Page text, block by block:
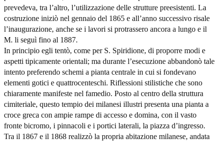
prevedeva, tra l’altro, l’utilizzazione delle strutture preesistenti. La
costruzione iniziò nel gennaio del 1865 e all’anno successivo risale
l’inaugurazione, anche se i lavori si protrassero ancora a lungo e il
M. li seguì fino al 1887.
In principio egli tentò, come per S. Spiridione, di proporre modi e
aspetti tipicamente orientali; ma durante l’esecuzione abbandonò tale
intento preferendo schemi a pianta centrale in cui si fondevano
elementi gotici e quattrocenteschi. Riflessioni stilistiche che sono
chiaramente manifeste nel famedio. Posto al centro della struttura
cimiteriale, questo tempio dei milanesi illustri presenta una pianta a
croce greca con ampie rampe di accesso e domina, con il vasto
fronte bicromo, i pinnacoli e i portici laterali, la piazza d’ingresso.
Tra il 1867 e il 1868 realizzò la propria abitazione milanese, andata